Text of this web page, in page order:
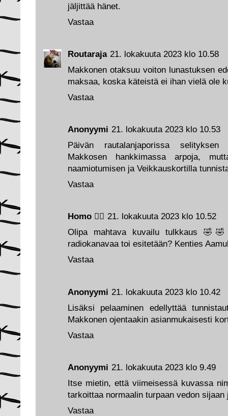
Anonyymi 21. lokakuuta 2023 klo 9.49
Itse mietin, että viimeisessä kuvassa
tarkoittaa normaalin turpaan vedon
Vastaa
Anonyymi 21. lokakuuta 2023 klo 10.42
Lisäksi pelaaminen edellyttää
Makkonen ojentaakin asianmukaisesti
Vastaa
Homo 🏳️‍🌈 21. lokakuuta 2023 klo 10.52
Olipa mahtava kuvailu tulkkaus
radiokanavaa toi esitetään? Kenties
Vastaa
Anonyymi 21. lokakuuta 2023 klo 10.53
Päivän rautalanjaporissa
Makkosen hankkimassa arpoja,
naamiotumisen ja Veikkauskortilla
Vastaa
Routaraja 21. lokakuuta 2023 klo 10.58
Makkonen otaksuu voiton lunastuksen
maksaa, koska käteistä ei ihan vielä ole
Vastaa
jäljittää hänet.
Vastaa